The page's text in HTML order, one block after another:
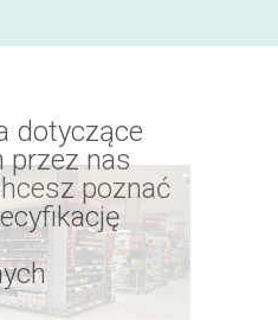
dotyczące
przez nas
poznać